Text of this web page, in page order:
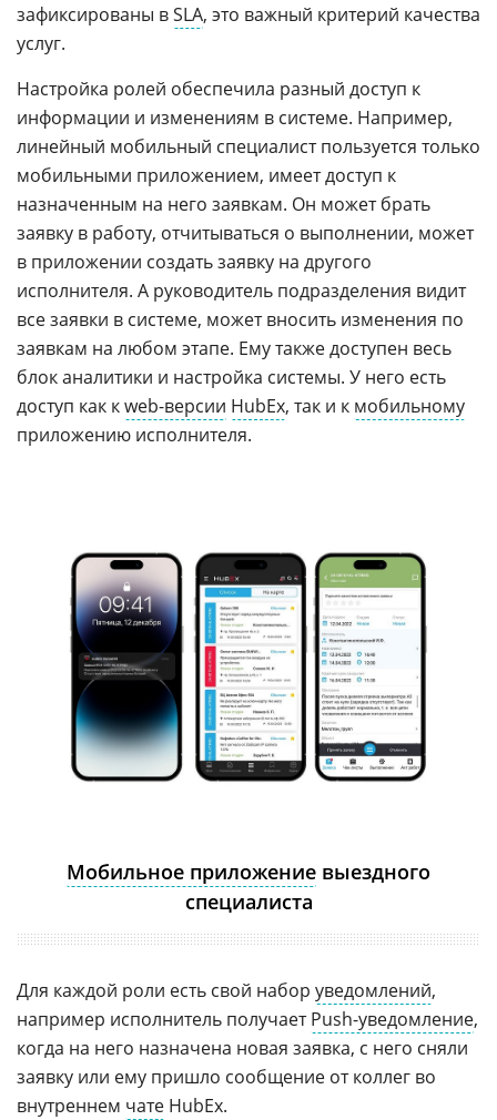
зафиксированы вSLA, это важный критерий качества
услуг.
Настройка ролей обеспечила разный доступ к
информации и изменениям в системе. Например,
линейный мобильный специалист пользуется только
мобильными приложением, имеет доступ к
назначенным на него заявкам. Он может брать
заявку в работу, отчитываться о выполнении, может
в приложении создать заявку на другого
исполнителя. А руководитель подразделения видит
все заявки в системе, может вносить изменения по
заявкам на любом этапе. Ему также доступен весь
блок аналитики и настройка системы. У него есть
доступ как кweb-версии HubEx, так и к мобильному
приложению исполнителя.
Мобильное приложение выездного
специалиста
Для каждой роли есть свой набор уведомлений,
например исполнитель получаетPush-уведомление,
когда на него назначена новая заявка, с него сняли
заявку или ему пришло сообщение от коллег во
внутреннем чате HubEx.